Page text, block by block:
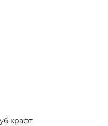
крафт